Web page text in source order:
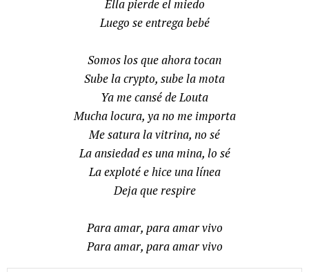
Ella pierde el miedo
Luego se entrega bebé
Somos los que ahora tocan
Sube la crypto, sube la mota
Ya me cansé de Louta
Mucha locura, ya no me importa
Me satura la vitrina, no sé
La ansiedad es una mina, lo sé
La exploté e hice una línea
Deja que respire
Para amar, para amar vivo
Para amar, para amar vivo